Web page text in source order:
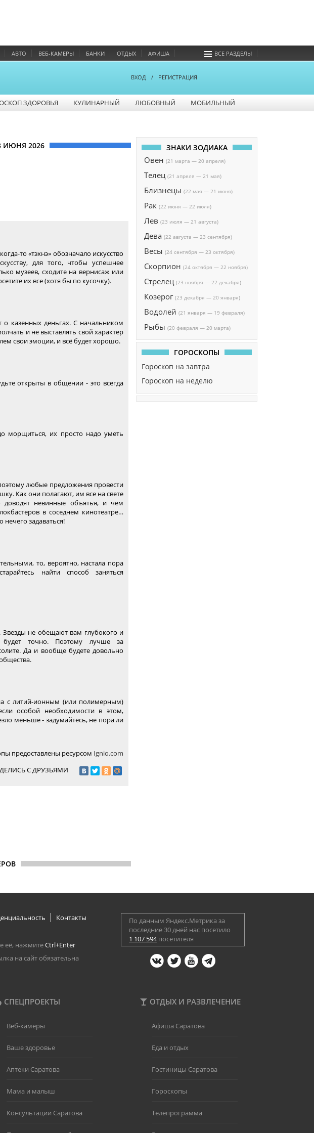
АВТО ВЕБ-КАМЕРЫ БАНКИ ОТДЫХ АФИША ВСЕ РАЗДЕЛЫ
ВХОД / РЕГИСТРАЦИЯ
ЗДОРОВЬЯ КУЛИНАРНЫЙ ЛЮБОВНЫЙ МОБИЛЬНЫЙ
ИЮНЯ 2026
то «тэхнэ» обозначало искусство
для того, чтобы успешнее
музеев, сходите на вернисаж или
их все (хотя бы по кусочку).
о казенных деньгах. С начальником
и не выставлять свой характер
свои эмоции, и всё будет хорошо.
открыты в общении - это всегда
морщиться, их просто надо уметь
любые предложения провести
Как они полагают, им все на свете
невинные объятья, и чем
в соседнем кинотеатре…
нечего задаваться!
то, вероятно, настала пора
найти способ заняться
не обещают вам глубокого и
будет точно. Поэтому лучше за
Да и вообще будете довольно
с литий-ионным (или полимерным)
особой необходимости в этом,
меньше - задумайтесь, не пора ли
предоставлены ресурсом Ignio.com
С ДРУЗЬЯМИ
ЗНАКИ ЗОДИАКА
Овен (21 марта — 20 апреля)
Телец (21 апреля — 21 мая)
Близнецы (22 мая — 21 июня)
Рак (22 июня — 22 июля)
Лев (23 июля — 21 августа)
Дева (22 августа — 23 сентября)
Весы (24 сентября — 23 октября)
Скорпион (24 октября — 22 ноября)
Стрелец (23 ноября — 22 декабря)
Козерог (23 декабря — 20 января)
Водолей (21 января — 19 февраля)
Рыбы (20 февраля — 20 марта)
ГОРОСКОПЫ
Гороскоп на завтра
Гороскоп на неделю
Контакты
её, нажмитеCtrl+Enter
на сайт обязательна
По данным Яндекс.Метрика за
последние 30 дней нас посетило
1 107 594посетителя
СПЕЦПРОЕКТЫ ОТДЫХ И РАЗВЛЕЧЕНИЕ
Веб-камеры
Ваше здоровье
Аптеки Саратова
Мама и малыш
Консультации Саратова
Афиша Саратова
Еда и отдых
Гостиницы Саратова
Гороскопы
Телепрограмма